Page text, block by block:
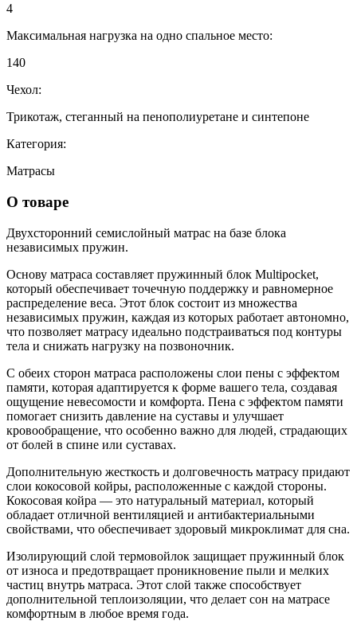
4
Максимальная нагрузка на одно спальное место:
140
Чехол:
Трикотаж, стеганный на пенополиуретане и синтепоне
Категория:
Матрасы
О товаре
Двухсторонний семислойный матрас на базе блока
независимых пружин.
Основу матраса составляет пружинный блок Multipocket,
который обеспечивает точечную поддержку и равномерное
распределение веса. Этот блок состоит из множества
независимых пружин, каждая из которых работает автономно,
что позволяет матрасу идеально подстраиваться под контуры
тела и снижать нагрузку на позвоночник.
С обеих сторон матраса расположены слои пены с эффектом
памяти, которая адаптируется к форме вашего тела, создавая
ощущение невесомости и комфорта. Пена с эффектом памяти
помогает снизить давление на суставы и улучшает
кровообращение, что особенно важно для людей, страдающих
от болей в спине или суставах.
Дополнительную жесткость и долговечность матрасу придают
слои кокосовой койры, расположенные с каждой стороны.
Кокосовая койра — это натуральный материал, который
обладает отличной вентиляцией и антибактериальными
свойствами, что обеспечивает здоровый микроклимат для сна.
Изолирующий слой термовойлок защищает пружинный блок
от износа и предотвращает проникновение пыли и мелких
частиц внутрь матраса. Этот слой также способствует
дополнительной теплоизоляции, что делает сон на матрасе
комфортным в любое время года.